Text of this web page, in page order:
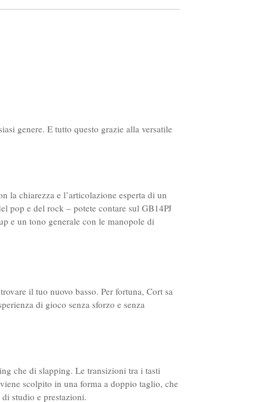
genere. E tutto questo grazie alla versatile
la chiarezza e l’articolazione esperta di un
pop e del rock – potete contare sul GB14PJ
e un tono generale con le manopole di
il tuo nuovo basso. Per fortuna, Cort sa
di gioco senza sforzo e senza
che di slapping. Le transizioni tra i tasti
scolpito in una forma a doppio taglio, che
studio e prestazioni.